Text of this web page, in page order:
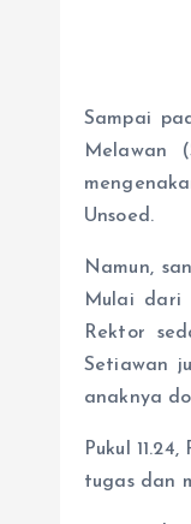
Sampai
Melawan
Unsoed.
Namun,
Mulai dari
Rektor
Setiawan
anaknya
Pukul
tugas dan